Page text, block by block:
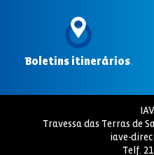
Boletins itinerários.
Travessa das Terras de
iave-
Telf.